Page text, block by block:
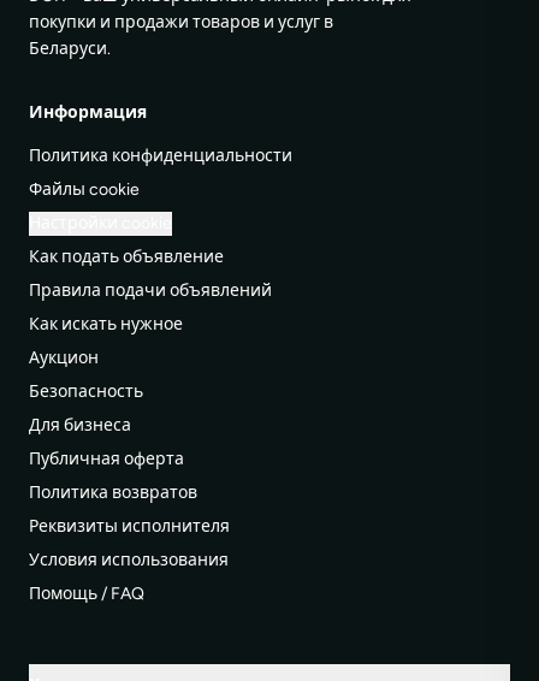
покупки и продажи товаров и услуг в
Беларуси.
Информация
Политика конфиденциальности
Файлы cookie
Как подать объявление
Правила подачи объявлений
Как искать нужное
Аукцион
Безопасность
Для бизнеса
Публичная оферта
Политика возвратов
Реквизиты исполнителя
Условия использования
Помощь / FAQ